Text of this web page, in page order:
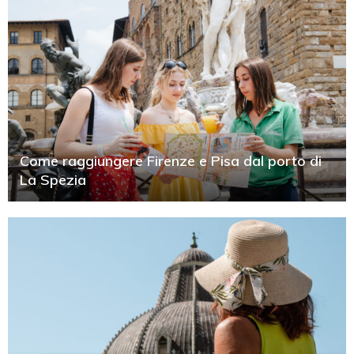
Come raggiungere Firenze e Pisa dal porto di
La Spezia